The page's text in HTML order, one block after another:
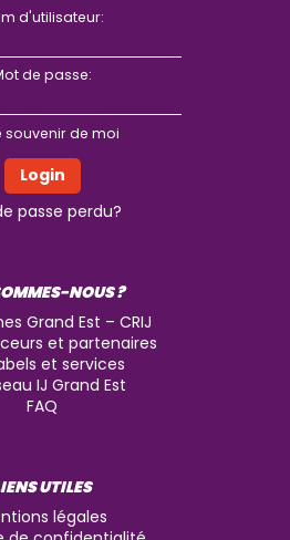
d'utilisateur:
de passe:
souvenir de moi
passe perdu?
NOUS ?
Grand Est – CRIJ
et partenaires
et services
IJ Grand Est
FAQ
UTILES
légales